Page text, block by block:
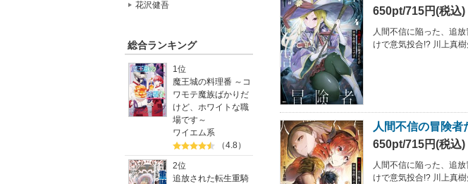
花沢健吾
総合ランキング
1位
魔王城の料理番 ～コ
ワモテ魔族ばかりだ
けど、ホワイトな職
場です～
ワイエム系
（4.8）
2位
追放された転生重騎
650pt/715円(税込)
人間不信に陥った、追
けで意気投合!? 川上真
人間不信の冒険
650pt/715円(税込)
人間不信に陥った、追
けで意気投合!? 川上真